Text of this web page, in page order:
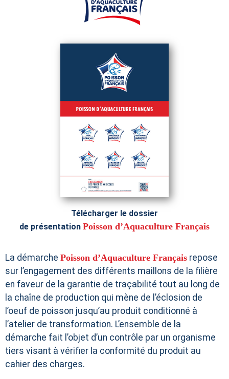
Télécharger le dossier
de présentation Poisson d’Aquaculture Français
La démarche Poisson d’Aquaculture Français repose
sur l’engagement des différents maillons de la filière
en faveur de la garantie de traçabilité tout au long de
la chaîne de production qui mène de l’éclosion de
l’oeuf de poisson jusqu’au produit conditionné à
l’atelier de transformation. L’ensemble de la
démarche fait l’objet d’un contrôle par un organisme
tiers visant à vérifier la conformité du produit au
cahier des charges.